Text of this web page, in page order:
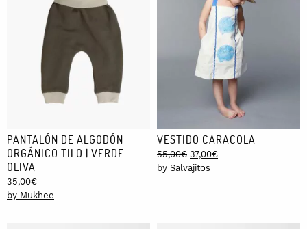
PANTALÓN DE ALGODÓN
ORGÁNICO TILO | VERDE
OLIVA
35,00€
by Mukhee
VESTIDO CARACOLA
55,00€ Original
price
37,00€Current
by Salvajitos